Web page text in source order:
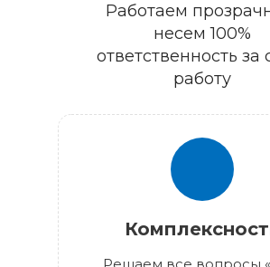
Работаем
несем 100%
ответственность за
работу